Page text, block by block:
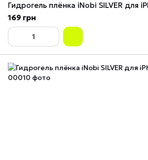
Гидрогель плёнка iNobi SILVER для
169 грн